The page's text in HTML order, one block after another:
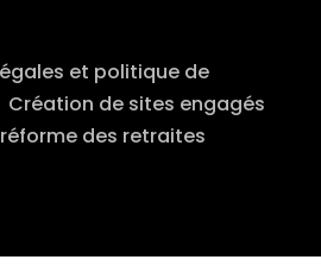
et politique de
Création de sites engagés
des retraites